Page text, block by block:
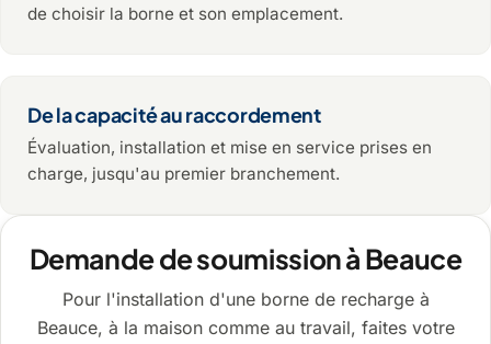
de choisir la borne et son emplacement.
De la capacité au raccordement
Évaluation, installation et mise en service prises en
charge, jusqu'au premier branchement.
Demande de soumission à Beauce
Pour l'installation d'une borne de recharge à
Beauce, à la maison comme au travail, faites votre